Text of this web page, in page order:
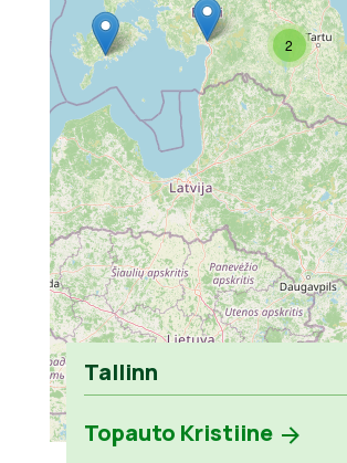
2
Leaflet
Tallinn
Topauto Kristiine